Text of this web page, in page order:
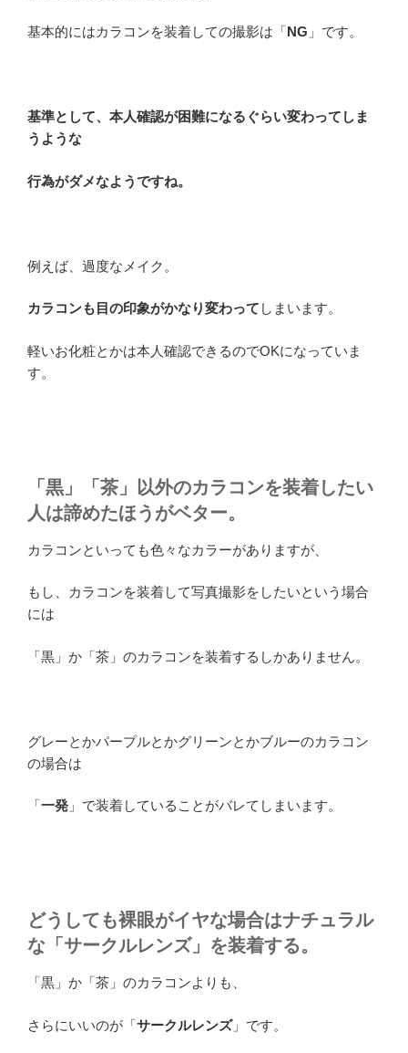
基本的にはカラコンを装着しての撮影は「 NG 」です。
基準として、本人確認が困難になるぐらい変わってしま
うような
行為がダメなようですね。
例えば、過度なメイク。
カラコンも目の印象がかなり変わって しまいます。
軽いお化粧とかは本人確認できるのでOKになっていま
す。
「黒」「茶」以外のカラコンを装着したい
人は諦めたほうがベター。
カラコンといっても色々なカラーがありますが、
もし、カラコンを装着して写真撮影をしたいという場合
には
「黒」か「茶」のカラコンを装着するしかありません。
グレーとかパープルとかグリーンとかブルーのカラコン
の場合は
「 一発 」で装着していることがバレてしまいます。
どうしても裸眼がイヤな場合はナチュラル
な「サークルレンズ」を装着する。
「黒」か「茶」のカラコンよりも、
さらにいいのが「サークルレンズ」です。